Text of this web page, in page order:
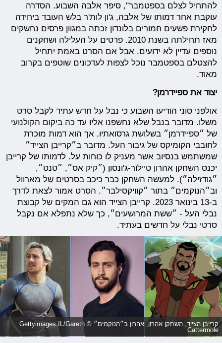
להתחיל לצלם בספטמבר", סיפר אלבה השבוע. הסדרה
עוקבת אחר דמותו של אלבה, ג'ון לות'ר בלש העובד ביחידה
לחקירת פשעים חמורים בלונדון זכתה במגוון פרסים נחשקים
מאז תחילתה בשנת 2010. פרטים על העלילה ושחקנים
נוספים עדיין לא ידועים, אבל אם הסרט באמת יתחיל
להצטלם בספטמבר נוכל לצפות לעדכונים שוטפים בקרוב
מאוד.
יצוד את ספיידרמן?
אולפני סוני הודיעו השבוע כי נבל על חדש עתיד לקבל סרט
משלו. מדובר בנבל שלא נחשפנו אליו עד כה ביקום הקולנועי
של ״ספיידרמן״ בשלושת גרסואתיו, אך הוא דמות מוכרת
לחובבי הקומיקס של גיבור העל. מדובר ב״קרייבן הצייד״
שמשתמש בנסיוב אשר מעניק לו כוחות על. לדמותו של קרייבן
יכנס השחקן אהרון טיילור-ג'ונסון (״קיק אס״, ״טנט״,
״גודזילה״). למעשה השחקן כבר כיכב בסרטים של מארוול
וב״הנוקמים״ בתור ״קוויקסילבר״. הסרט אמור לצאת לדרך
ב-13 בינואר 2023. קרייבן הצייד הוא גם המקים של קבוצת
נבלי העל - ״ששת המרושעים״, כך שלא נתפלא אם נקבל
סרטי נבלי על חדשים בעתיד.
קרייבן הצייד, השחקן אהרון, אהרון ב״הנוקמים״ © Gettyimages.IL/Gareth
Cattermole